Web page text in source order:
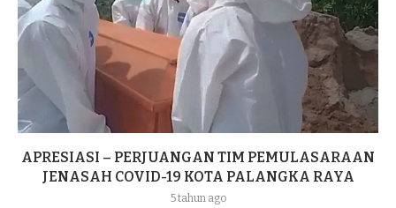
APRESIASI – PERJUANGAN TIM PEMULASARAAN
JENASAH COVID-19 KOTA PALANGKA RAYA
5 tahun ago